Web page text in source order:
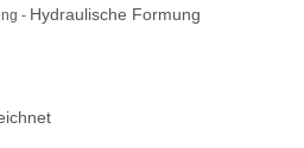
- Hydraulische Formung